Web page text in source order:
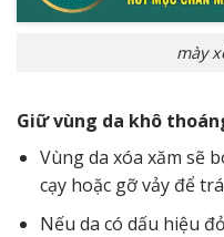
mày
Giữ vùng da khô
Vùng da xóa xăm sẽ
cạy hoặc gỡ vảy để
Nếu da có dấu hiệu